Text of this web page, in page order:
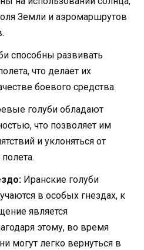
Земли и аэромаршрутов
способны развивать
что делает их
боевого средства.
голуби обладают
что позволяет им
и уклоняться от
Иранские голуби
в особых гнездах, к
является
этому, во время
могут легко вернуться в